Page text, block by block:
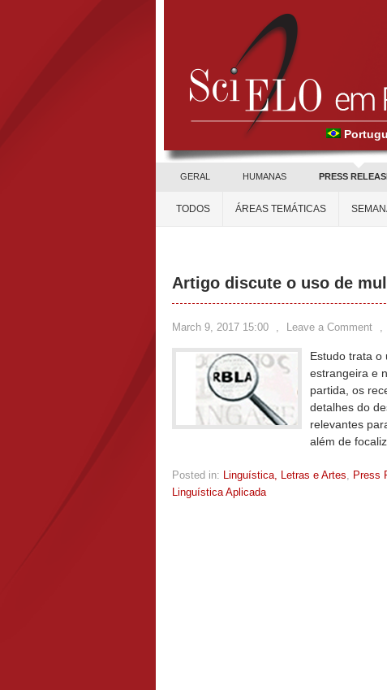
GERAL HUMANAS PRESS
TODOS ÁREAS TEMÁTICAS
Artigo discute o uso de
March 9, 2017 15:00 , Leave a Comment ,
Estudo trata o
estrangeira e
partida, os
detalhes do
relevantes
além de
Posted in: Linguística, Letras e Artes, Press
Linguística Aplicada